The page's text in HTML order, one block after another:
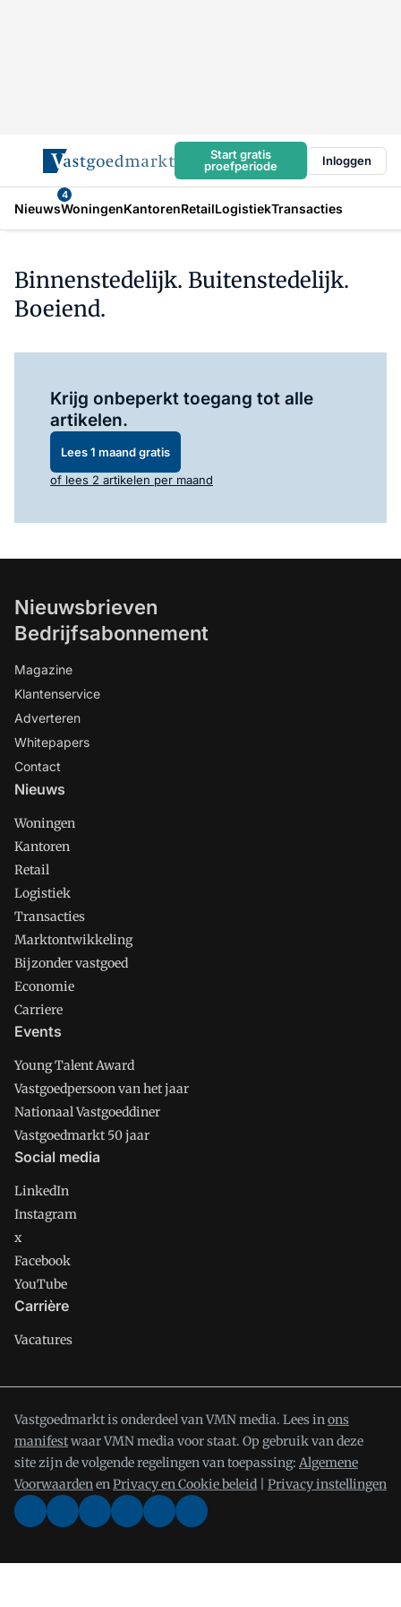
Start gratis
proefperiode
Inloggen
Nieuws
4
WoningenKantorenRetailLogistiekTransacties
Binnenstedelijk. Buitenstedelijk.
Boeiend.
Krijg onbeperkt toegang tot alle
artikelen.
Lees 1 maand gratis
of lees 2 artikelen per maand
Nieuwsbrieven
Bedrijfsabonnement
Magazine
Klantenservice
Adverteren
Whitepapers
Contact
Nieuws
Woningen
Kantoren
Retail
Logistiek
Transacties
Marktontwikkeling
Bijzonder vastgoed
Economie
Carriere
Events
Young Talent Award
Vastgoedpersoon van het jaar
Nationaal Vastgoeddiner
Vastgoedmarkt 50 jaar
Social media
LinkedIn
Instagram
x
Facebook
YouTube
Carrière
Vacatures
Vastgoedmarkt is onderdeel van VMN media. Lees inons
manifestwaar VMN media voor staat. Op gebruik van deze
site zijn de volgende regelingen van toepassing: Algemene
VoorwaardenenPrivacy en Cookie beleid Privacy instellingen